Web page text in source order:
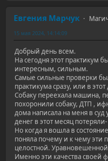
Евгения Марчук
15 мая 2024, 14:14:09
Добрый день всем.
На сегодня этот практикум
интересным, сильным.
Самые сильные проверки
практикума сразу, или в
Собаку переехала машина,
похоронили собаку, ДТП ,
дома написала на меня в
денег в этот месяц
Но когда я вошла в
поняла почему и к чему эти
целостной.
Именно эти качества своей